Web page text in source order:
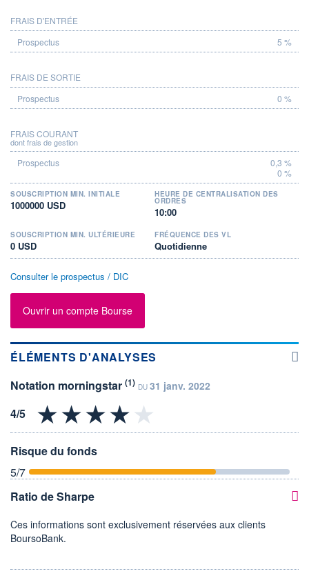
PROSPECTUS
FRAIS D'ENTRÉE
5 %
FRAIS DE SORTIE
0 %
FRAIS COURANT
dont frais de gestion
0,3 %
0 %
SOUSCRIPTION MIN. INITIALE
1000000 USD
HEURE DE CENTRALISATION DES
ORDRES
10:00
SOUSCRIPTION MIN. ULTÉRIEURE
0 USD
FRÉQUENCE DES VL
Quotidienne
Consulter le prospectus / DIC
Ouvrir un compte Bourse
ÉLÉMENTS D'ANALYSES
Notation morningstar (1) DU 31 janv. 2022
Risque du fonds
5/7
Ratio de Sharpe
Ces informations sont exclusivement réservées aux clients
BoursoBank.